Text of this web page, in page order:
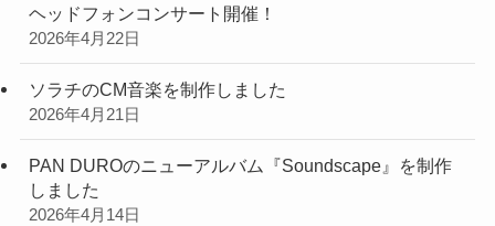
ヘッドフォンコンサート開催！
2026年4月22日
ソラチのCM音楽を制作しました
2026年4月21日
PAN DUROのニューアルバム『Soundscape』を制作
しました
2026年4月14日